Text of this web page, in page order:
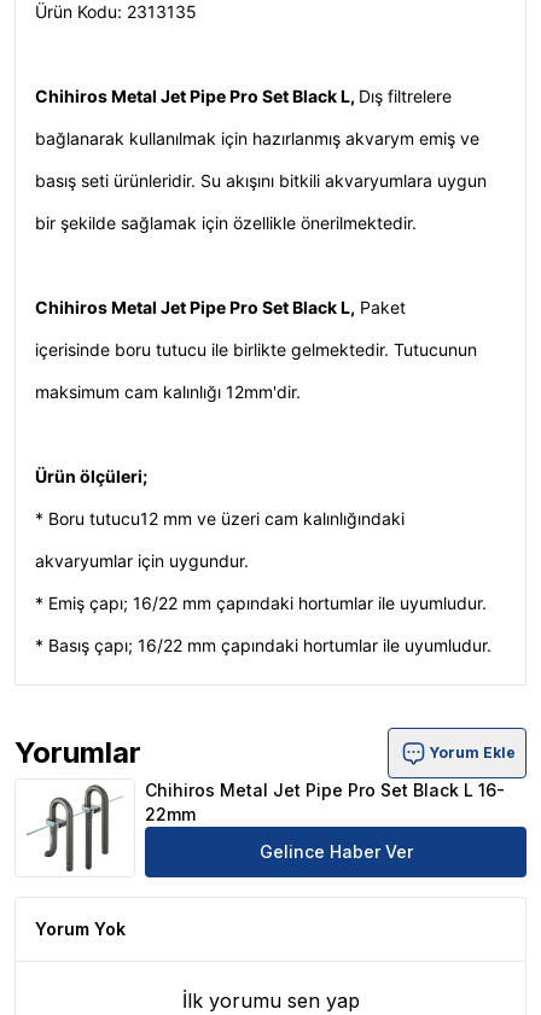
Ürün Kodu: 2313135
Chihiros Metal Jet Pipe Pro Set Black L, Dış filtrelere
bağlanarak kullanılmak için hazırlanmış akvarym emiş ve
basış seti ürünleridir. Su akışını bitkili akvaryumlara uygun
bir şekilde sağlamak için özellikle önerilmektedir.
Chihiros Metal Jet Pipe Pro Set Black L, Paket
içerisinde boru tutucu ile birlikte gelmektedir. Tutucunun
maksimum cam kalınlığı 12mm'dir.
Ürün ölçüleri;
* Boru tutucu12 mm ve üzeri cam kalınlığındaki
akvaryumlar için uygundur.
* Emiş çapı; 16/22 mm çapındaki hortumlar ile uyumludur.
* Basış çapı; 16/22 mm çapındaki hortumlar ile uyumludur.
Yorumlar
Chihiros Metal Jet Pipe Pro Set Black L 16-22mm Ürün
Yorum Ekle
Chihiros Metal Jet Pipe Pro Set Black L 16-
22mm
Gelince Haber Ver
Yorum Yok
İlk yorumu sen yap